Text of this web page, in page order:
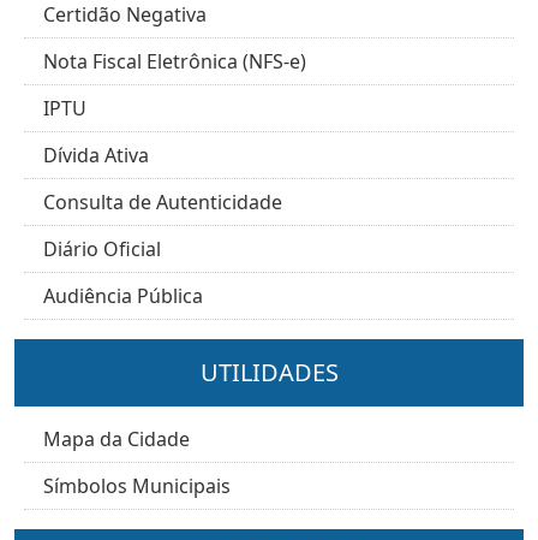
Certidão Negativa
Nota Fiscal Eletrônica (NFS-e)
IPTU
Dívida Ativa
Consulta de Autenticidade
Diário Oficial
Audiência Pública
UTILIDADES
Mapa da Cidade
Símbolos Municipais